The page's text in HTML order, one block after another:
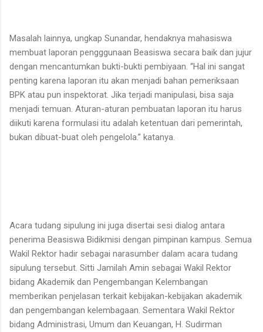
Masalah lainnya, ungkap Sunandar, hendaknya mahasiswa
membuat laporan pengggunaan Beasiswa secara baik dan jujur
dengan mencantumkan bukti-bukti pembiyaan. “Hal ini sangat
penting karena laporan itu akan menjadi bahan pemeriksaan
BPK atau pun inspektorat. Jika terjadi manipulasi, bisa saja
menjadi temuan. Aturan-aturan pembuatan laporan itu harus
diikuti karena formulasi itu adalah ketentuan dari pemerintah,
bukan dibuat-buat oleh pengelola.” katanya.
Acara tudang sipulung ini juga disertai sesi dialog antara
penerima Beasiswa Bidikmisi dengan pimpinan kampus. Semua
Wakil Rektor hadir sebagai narasumber dalam acara tudang
sipulung tersebut. Sitti Jamilah Amin sebagai Wakil Rektor
bidang Akademik dan Pengembangan Kelembangan
memberikan penjelasan terkait kebijakan-kebijakan akademik
dan pengembangan kelembagaan. Sementara Wakil Rektor
bidang Administrasi, Umum dan Keuangan, H. Sudirman